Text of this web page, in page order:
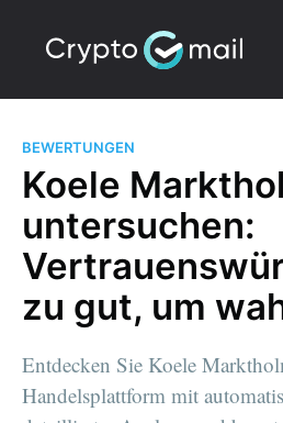
BEWERTUNGEN
Koele
untersuchen:
zu gut, um
Entdecken Sie Koele
Handelsplattform mit